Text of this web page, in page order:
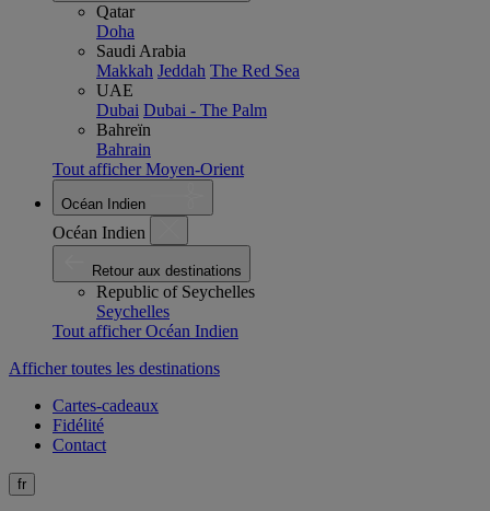
Qatar
Doha
Saudi Arabia
Makkah Jeddah The Red Sea
UAE
Dubai Dubai - The Palm
Bahreïn
Bahrain
Tout afficher Moyen-Orient
Océan Indien
Océan Indien
Retour aux destinations
Republic of Seychelles
Seychelles
Tout afficher Océan Indien
Afficher toutes les destinations
Cartes-cadeaux
Fidélité
Contact
fr